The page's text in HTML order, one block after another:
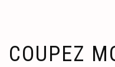
COUPEZ